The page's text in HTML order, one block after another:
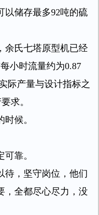
以储存最多92吨的硫
余氏七塔原型机已经
小时流量约为0.87
际产量与设计指标之
求。
候。
靠。
待，坚守岗位，他们
，全都尽心尽力，没